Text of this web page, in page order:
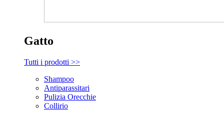
Gatto
Tutti i prodotti >>
Shampoo
Antiparassitari
Pulizia Orecchie
Collirio